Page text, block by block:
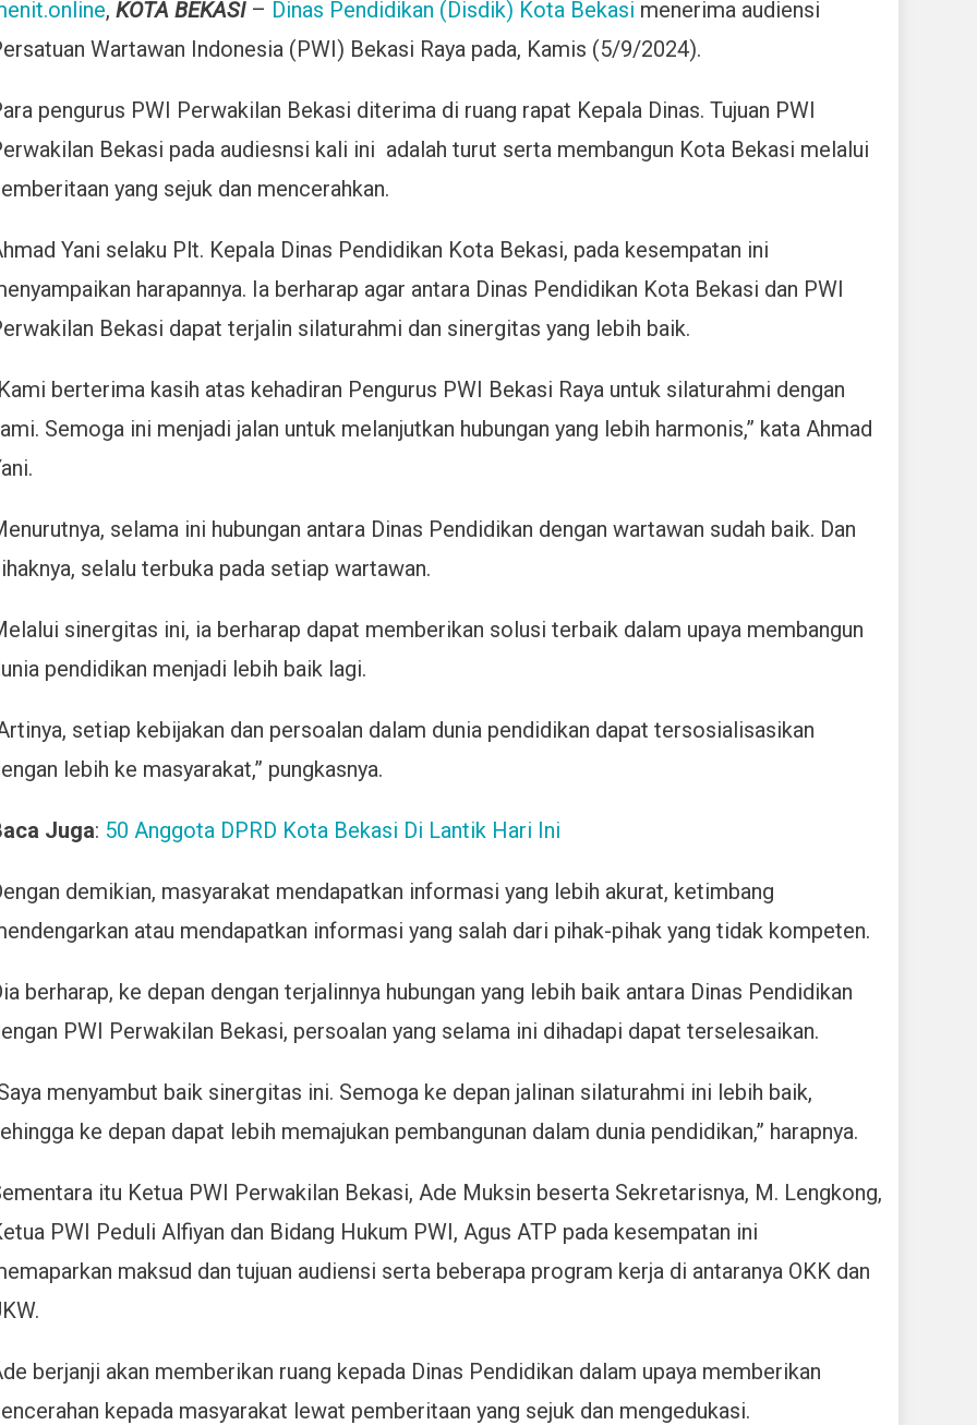
, KOTA BEKASI– Dinas Pendidikan (Disdik) Kota Bekasi menerima audiensi
Wartawan Indonesia (PWI) Bekasi Raya pada, Kamis (5/9/2024).
pengurus PWI Perwakilan Bekasi diterima di ruang rapat Kepala Dinas. Tujuan PWI
Bekasi pada audiesnsi kali ini adalah turut serta membangun Kota Bekasi melalui
yang sejuk dan mencerahkan.
Yani selaku Plt. Kepala Dinas Pendidikan Kota Bekasi, pada kesempatan ini
harapannya. Ia berharap agar antara Dinas Pendidikan Kota Bekasi dan PWI
Bekasi dapat terjalin silaturahmi dan sinergitas yang lebih baik.
berterima kasih atas kehadiran Pengurus PWI Bekasi Raya untuk silaturahmi dengan
Semoga ini menjadi jalan untuk melanjutkan hubungan yang lebih harmonis,” kata Ahmad
selama ini hubungan antara Dinas Pendidikan dengan wartawan sudah baik. Dan
selalu terbuka pada setiap wartawan.
sinergitas ini, ia berharap dapat memberikan solusi terbaik dalam upaya membangun
pendidikan menjadi lebih baik lagi.
setiap kebijakan dan persoalan dalam dunia pendidikan dapat tersosialisasikan
lebih ke masyarakat,” pungkasnya.
Juga: 50 Anggota DPRD Kota Bekasi Di Lantik Hari Ini
demikian, masyarakat mendapatkan informasi yang lebih akurat, ketimbang
atau mendapatkan informasi yang salah dari pihak-pihak yang tidak kompeten.
berharap, ke depan dengan terjalinnya hubungan yang lebih baik antara Dinas Pendidikan
PWI Perwakilan Bekasi, persoalan yang selama ini dihadapi dapat terselesaikan.
menyambut baik sinergitas ini. Semoga ke depan jalinan silaturahmi ini lebih baik,
ke depan dapat lebih memajukan pembangunan dalam dunia pendidikan,” harapnya.
itu Ketua PWI Perwakilan Bekasi, Ade Muksin beserta Sekretarisnya, M. Lengkong,
PWI Peduli Alfiyan dan Bidang Hukum PWI, Agus ATP pada kesempatan ini
maksud dan tujuan audiensi serta beberapa program kerja di antaranya OKK dan
berjanji akan memberikan ruang kepada Dinas Pendidikan dalam upaya memberikan
kepada masyarakat lewat pemberitaan yang sejuk dan mengedukasi.